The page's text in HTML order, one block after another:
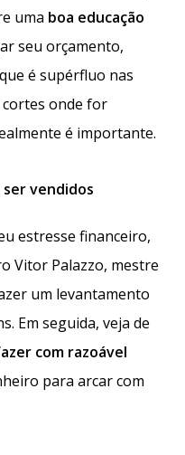
uma boa educação
seu orçamento,
é supérfluo nas
cortes onde for
é importante.
vendidos
estresse financeiro,
Vitor Palazzo, mestre
um levantamento
Em seguida, veja de
com razoável
para arcar com